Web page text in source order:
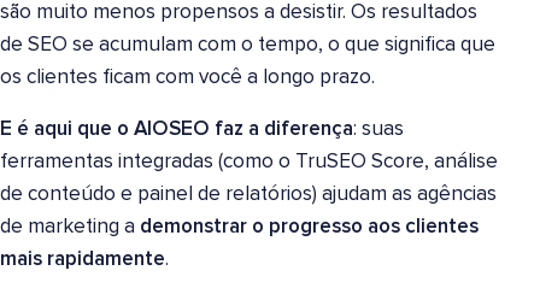
são muito menos propensos a desistir. Os resultados
de SEO se acumulam com o tempo, o que significa que
os clientes ficam com você a longo prazo.
E é aqui que o AIOSEO faz a diferença: suas
ferramentas integradas (como o TruSEO Score, análise
de conteúdo e painel de relatórios) ajudam as agências
de marketing a demonstrar o progresso aos clientes
mais rapidamente.